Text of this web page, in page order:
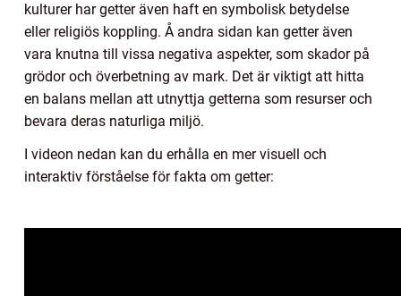
kulturer har getter även haft en symbolisk betydelse
eller religiös koppling. Å andra sidan kan getter även
vara knutna till vissa negativa aspekter, som skador på
grödor och överbetning av mark. Det är viktigt att hitta
en balans mellan att utnyttja getterna som resurser och
bevara deras naturliga miljö.
I videon nedan kan du erhålla en mer visuell och
interaktiv förståelse för fakta om getter: